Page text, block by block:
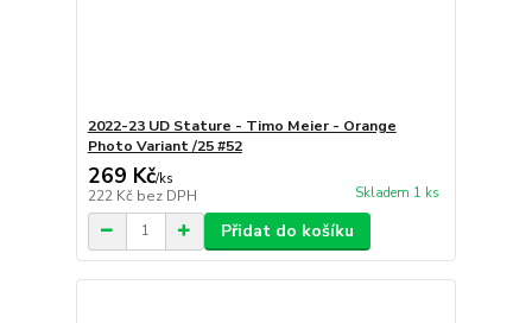
2022-23 UD Stature - Timo Meier - Orange
Photo Variant /25 #52
269 Kč/ks
222 Kč bez DPH Skladem 1 ks
Přidat do košíku